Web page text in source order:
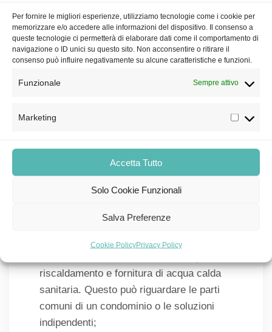
Per fornire le migliori esperienze, utilizziamo tecnologie come i cookie per
memorizzare e/o accedere alle informazioni del dispositivo. Il consenso a
queste tecnologie ci permetterà di elaborare dati come il comportamento di
navigazione o ID unici su questo sito. Non acconsentire o ritirare il
consenso può influire negativamente su alcune caratteristiche e funzioni.
Funzionale Sempre attivo
Marketing
Accetta Tutto
Solo Cookie Funzionali
Salva Preferenze
Cookie PolicyPrivacy Policy
È possibile ottenere il
bonus caldaia al 110%?
Sì, a patto che questa operazione avvenga in
segnalati dall’Agenzia delle Entrate:
sistema a cappotto per l’isolamento
termico, a patto che l’area interessata
copra almeno il 25% della superficie lorda
Sostituzione degli impianti di
climatizzazione invernali:se avviene a
riscaldamento e fornitura di acqua calda
sanitaria. Questo può riguardare le parti
comuni di un condominio o le soluzioni
indipendenti;